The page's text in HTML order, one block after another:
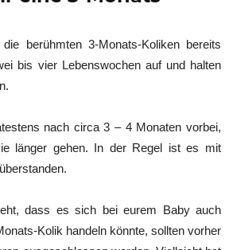
berühmten 3-Monats-Koliken bereits
bis vier Lebenswochen auf und halten
nach circa 3 – 4 Monaten vorbei,
länger gehen. In der Regel ist es mit
dass es sich bei eurem Baby auch
Kolik handeln könnte, sollten vorher